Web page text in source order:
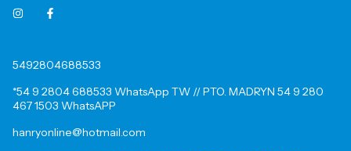
5492804688533
*54 9 2804 688533 WhatsApp TW // PTO. MADRYN 54 9 280
467 1503 WhatsAPP
hanryonline@hotmail.com